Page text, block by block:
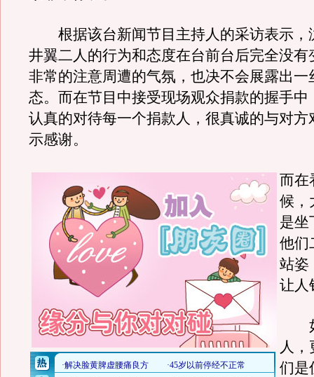
根据该台新闻节目主持人的采访表示，
井翼二人的行为和态度在台前台后完全没有
非常的注意周遭的气氛，也决不会展露出一
态。而在节目中接受现场观众捐款的握手中
认真的对待每一个捐款人，很真诚的与对方
示感谢。
而在
候，
是坐
他们
站姿
让人
如
人
们是